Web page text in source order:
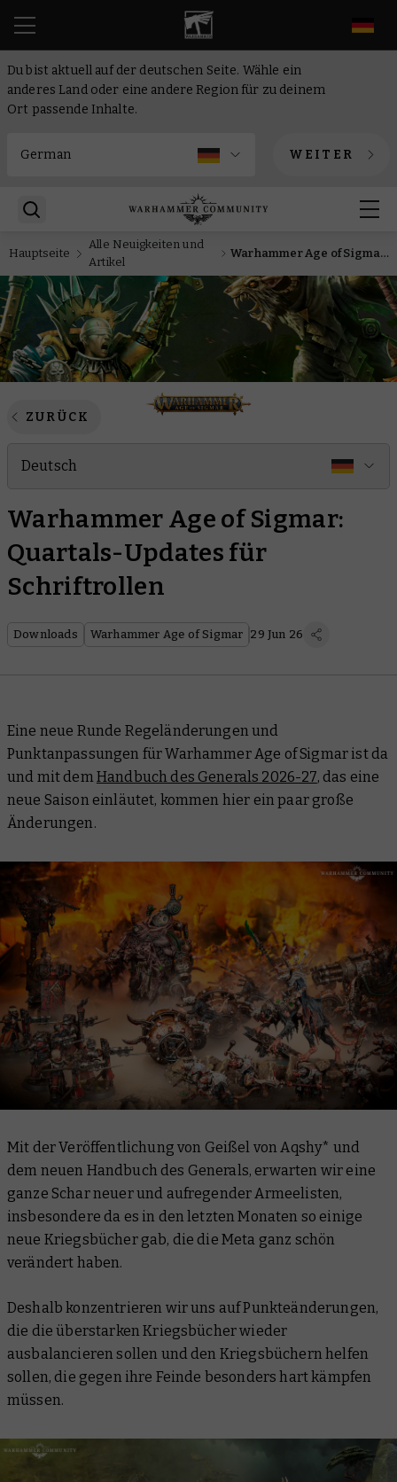
Du bist aktuell auf der deutschen Seite. Wähle ein
anderes Land oder eine andere Region für zu deinem
Ort passende Inhalte.
WEITER
Hauptseite
Alle Neuigkeiten und
Artikel
Warhammer Age of Sigmar: Quartals-Updates für Schriftrollen
ZURÜCK
Deutsch
Warhammer Age of Sigmar:
Quartals-Updates für
Schriftrollen
Downloads Warhammer Age of Sigmar 29 Jun 26
Eine neue Runde Regeländerungen und
Punktanpassungen für Warhammer Age of Sigmar ist da
und mit dem Handbuch des Generals 2026-27, das eine
neue Saison einläutet, kommen hier ein paar große
Änderungen.
Mit der Veröffentlichung von Geißel von Aqshy* und
dem neuen Handbuch des Generals, erwarten wir eine
ganze Schar neuer und aufregender Armeelisten,
insbesondere da es in den letzten Monaten so einige
neue Kriegsbücher gab, die die Meta ganz schön
verändert haben.
Deshalb konzentrieren wir uns auf Punkteänderungen,
die die überstarken Kriegsbücher wieder
ausbalancieren sollen und den Kriegsbüchern helfen
sollen, die gegen ihre Feinde besonders hart kämpfen
müssen.